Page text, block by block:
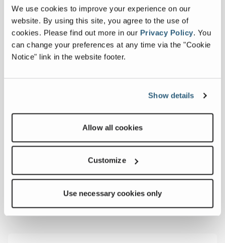
We use cookies to improve your experience on our
website. By using this site, you agree to the use of
cookies. Please find out more in our Privacy Policy. You
can change your preferences at any time via the "Cookie
Notice" link in the website footer.
Show details
Allow all cookies
Customize
Use necessary cookies only
ProductCompare